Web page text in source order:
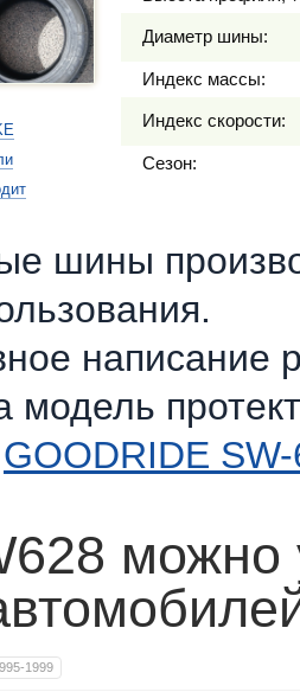
Диаметр шины:
Индекс массы:
Индекс скорости:
Сезон:
шины
написание
модель
GOODRIDE
можно
1999